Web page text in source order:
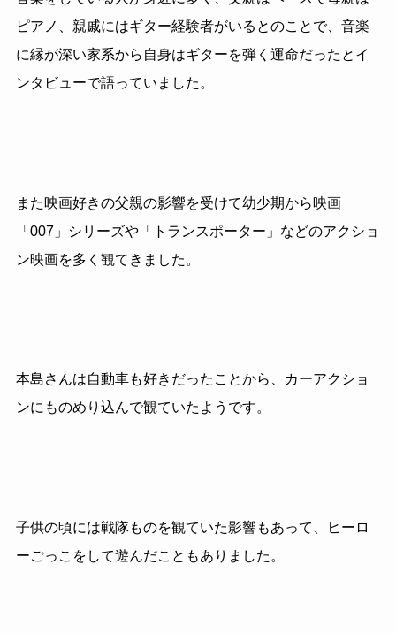
ピアノ、親戚にはギター経験者がいるとのことで、音楽
に縁が深い家系から自身はギターを弾く運命だったとイ
ンタビューで語っていました。
また映画好きの父親の影響を受けて幼少期から映画
「007」シリーズや「トランスポーター」などのアクショ
ン映画を多く観てきました。
本島さんは自動車も好きだったことから、カーアクショ
ンにものめり込んで観ていたようです。
子供の頃には戦隊ものを観ていた影響もあって、ヒーロ
ーごっこをして遊んだこともありました。